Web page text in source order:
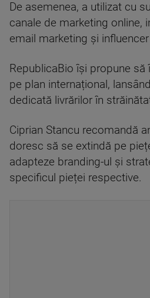
De asemenea, a utilizat cu
canale de marketing online,
email marketing și
RepublicaBio își propune să
pe plan internațional,
dedicată livrărilor în
Ciprian Stancu recomandă
doresc să se extindă pe
adapteze branding-ul și
specificul pieței respective.